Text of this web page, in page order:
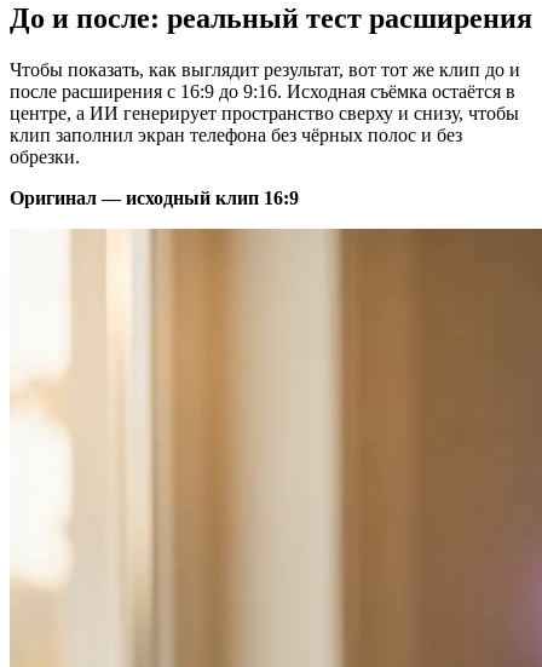
До и после: реальный тест расширения
Чтобы показать, как выглядит результат, вот тот же клип до и
после расширения с 16:9 до 9:16. Исходная съёмка остаётся в
центре, а ИИ генерирует пространство сверху и снизу, чтобы
клип заполнил экран телефона без чёрных полос и без
обрезки.
Оригинал — исходный клип 16:9